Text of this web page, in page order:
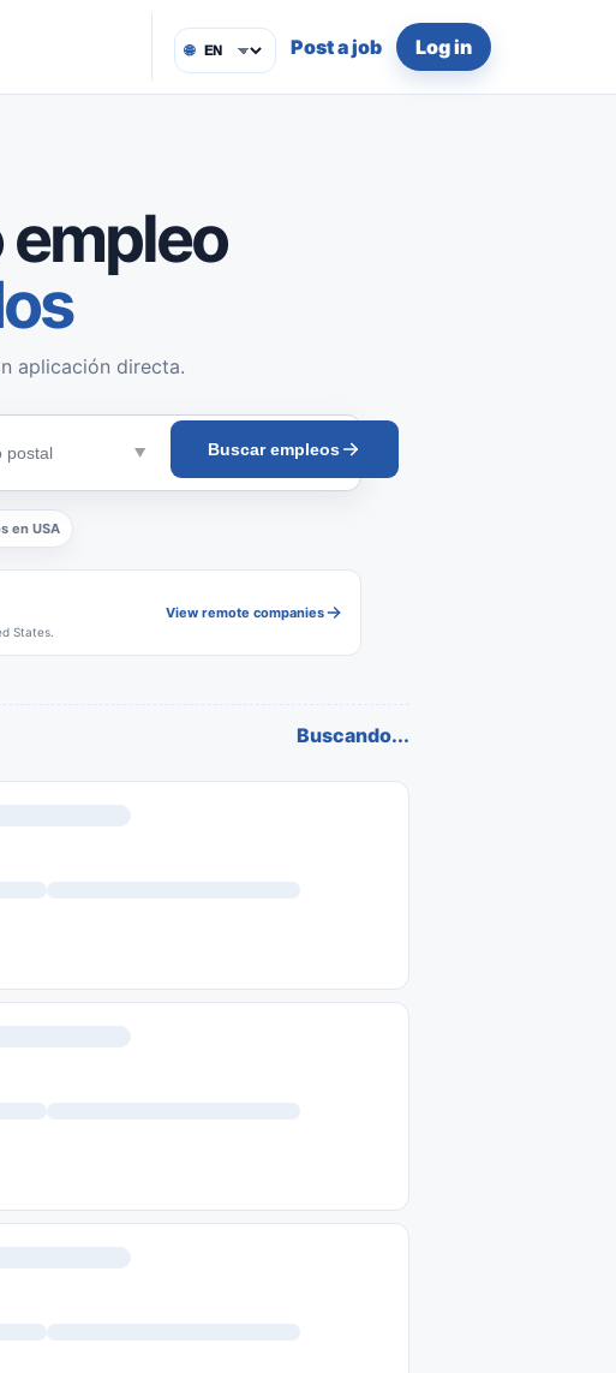
🌐 Post a job Log in
aplicación directa.
Buscar empleos
en USA
States.
View remote companies
Buscando...